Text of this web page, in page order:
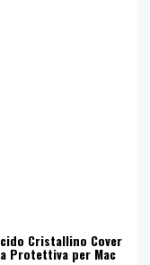
Cristallino Cover
Protettiva per Mac